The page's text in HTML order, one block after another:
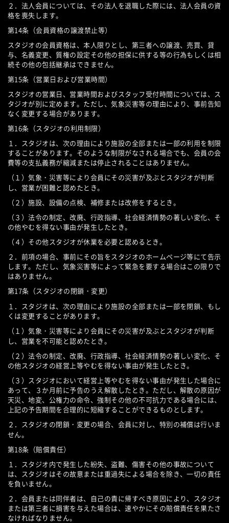
２．法人会員については、その法人を退職した際には、法人会員の資
格を喪失します。
第14条（会員資格の譲渡禁止等）
スタジオの会員資格は、本人限りとし、第三者への譲渡、売買、貸
与、名義変更、質権の設定その他の担保に供する等の行為もしくは相
続その他の包括継承はできません。
第15条（営業日および営業時間）
スタジオの営業日、営業時間およびスタッフ受付時間については、ス
タジオが別に定めます。ただし、気象災害等の理由により、事前告知
なく変更する場合があります。
第16条（スタジオの利用制限）
１．スタジオは、次の理由により施設の全部または一部の利用を制限
することがあります。そのような制限がなされる場合でも、会員の会
費等の支払義務が縮減または停止されることはありません。
（１）気象・災害等により会員にその災害が及ぶとスタジオが判断
し、営業が困難と認めたとき。
（２）施設、設備の点検、補修または改修をするとき。
（３）法令の制定、改廃、行政指導、社会経済情勢の著しい変化、そ
の他やむを得ない事由が発生したとき。
（４）その他スタジオが休業を必要と認めるとき。
２．前項の場合、事前にその旨をスタジオのホームページ等にて告示
します。ただし、気象災害等によって緊急を要する場合はこの限りで
はありません。
第17条（スタジオの閉鎖・変更）
１．スタジオは、次の理由により施設の全部または一部を閉鎖、もし
くは変更することがあります。
（１）気象・災害等により会員にその災害が及ぶとスタジオが判断
し、営業を不可能と認めたとき。
（２）法令の制定、改廃、行政指導、社会経済情勢の著しい変化、そ
の他スタジオの経営上等やむを得ない事由が発生したとき。
（３）スタジオにおいて経営上等やむを得ない事由が発生した場合に
あって、３か月前に予告のうえ解散したとき。ただし、解散の原因が
天災、地変、公権力の命令、強制その他の不可抗力である場合には、
上記の予告期間を合理的に短縮することができるものとします。
２．スタジオの閉鎖・変更の場合、会員に対し、特別の補償は行いま
せん。
第18条（賠償責任）
１．スタジオ内で発生した紛失、盗難、傷害その他の事故について
は、スタジオはその故意または重過失による場合を除き、一切の責任
を負いません。
２．会員または同伴者は、自己の責に帰すべき原因により、スタジオ
または第三者に損害を与えた場合は、速やかにその賠償責任を果たさ
なければなりません。